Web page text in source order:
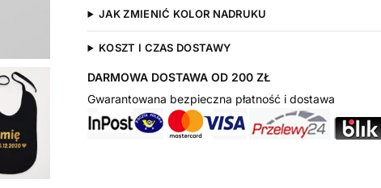
JAK ZMIENIĆ KOLOR NADRUKU
KOSZT I CZAS DOSTAWY
DARMOWA DOSTAWA OD 200 ZŁ
Gwarantowana bezpieczna płatność i dostawa